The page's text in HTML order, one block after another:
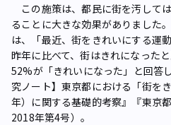
この施策は、都民に街を汚して
ることに大きな効果がありました
は、「最近、街をきれいにする運
昨年に比べて、街はきれになった
52%が「きれいになった」と回答
究ノート】東京都における「街を
年）に関する基礎的考察』『東京
2018年第4号）。